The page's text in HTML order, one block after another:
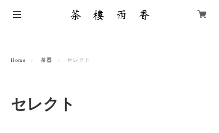
Home 茶器 セレクト
セレクト